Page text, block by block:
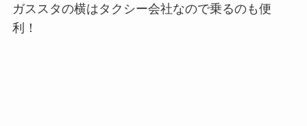
ガススタの横はタクシー会社なので乗るのも便
利！